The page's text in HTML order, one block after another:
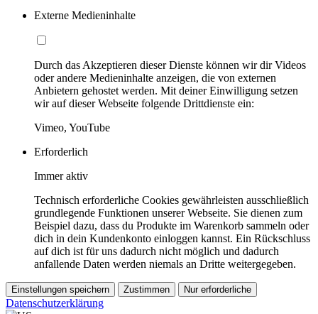
Externe Medieninhalte
Durch das Akzeptieren dieser Dienste können wir dir Videos
oder andere Medieninhalte anzeigen, die von externen
Anbietern gehostet werden. Mit deiner Einwilligung setzen
wir auf dieser Webseite folgende Drittdienste ein:
Vimeo, YouTube
Erforderlich
Immer aktiv
Technisch erforderliche Cookies gewährleisten ausschließlich
grundlegende Funktionen unserer Webseite. Sie dienen zum
Beispiel dazu, dass du Produkte im Warenkorb sammeln oder
dich in dein Kundenkonto einloggen kannst. Ein Rückschluss
auf dich ist für uns dadurch nicht möglich und dadurch
anfallende Daten werden niemals an Dritte weitergegeben.
Einstellungen speichern Zustimmen Nur erforderliche
Datenschutzerklärung